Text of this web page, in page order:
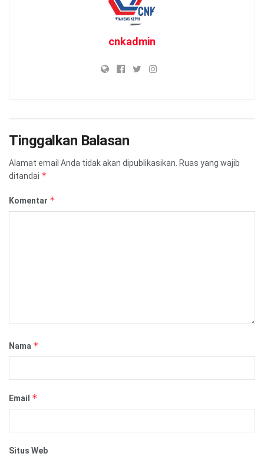
cnkadmin
Tinggalkan Balasan
Alamat email Anda tidak akan dipublikasikan. Ruas yang wajib
ditandai *
Komentar *
Nama *
Email *
Situs Web